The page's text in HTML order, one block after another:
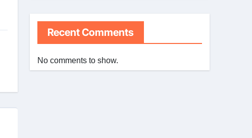
Recent Comments
No comments to show.